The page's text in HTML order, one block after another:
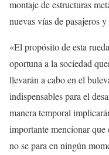
montaje de estructuras
nuevas vías de pasajeros
«El propósito de esta
oportuna a la sociedad
llevarán a cabo en el
indispensables para el
manera temporal
importante mencionar
no se para en ningún